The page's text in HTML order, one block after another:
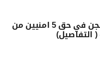
ابطاقة ايداع بالسجن في حق 5 امنيين من
التفاصيل)